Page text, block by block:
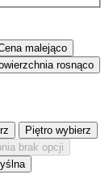
malejąco
rosnąco
Piętro wybierz
brak opcji